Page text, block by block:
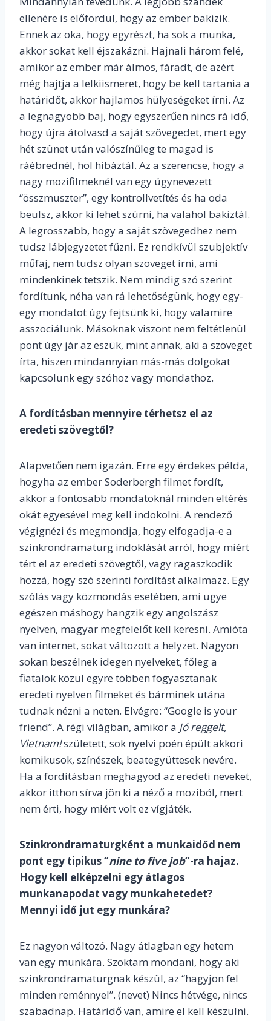
ellenére is előfordul, hogy az ember bakizik.
Ennek az oka, hogy egyrészt, ha sok a munka,
akkor sokat kell éjszakázni. Hajnali három felé,
amikor az ember már álmos, fáradt, de azért
még hajtja a lelkiismeret, hogy be kell tartania a
határidőt, akkor hajlamos hülyeségeket írni. Az
a legnagyobb baj, hogy egyszerűen nincs rá idő,
hogy újra átolvasd a saját szövegedet, mert egy
hét szünet után valószínűleg te magad is
ráébrednél, hol hibáztál. Az a szerencse, hogy a
nagy mozifilmeknél van egy úgynevezett
“összmuszter”, egy kontrollvetítés és ha oda
beülsz, akkor ki lehet szúrni, ha valahol bakiztál.
A legrosszabb, hogy a saját szövegedhez nem
tudsz lábjegyzetet fűzni. Ez rendkívül szubjektív
műfaj, nem tudsz olyan szöveget írni, ami
mindenkinek tetszik. Nem mindig szó szerint
fordítunk, néha van rá lehetőségünk, hogy egy-
egy mondatot úgy fejtsünk ki, hogy valamire
asszociálunk. Másoknak viszont nem feltétlenül
pont úgy jár az eszük, mint annak, aki a szöveget
írta, hiszen mindannyian más-más dolgokat
kapcsolunk egy szóhoz vagy mondathoz.
A fordításban mennyire térhetsz el az
eredeti szövegtől?
Alapvetően nem igazán. Erre egy érdekes példa,
hogyha az ember Soderbergh filmet fordít,
akkor a fontosabb mondatoknál minden eltérés
okát egyesével meg kell indokolni. A rendező
végignézi és megmondja, hogy elfogadja-e a
szinkrondramaturg indoklását arról, hogy miért
tért el az eredeti szövegtől, vagy ragaszkodik
hozzá, hogy szó szerinti fordítást alkalmazz. Egy
szólás vagy közmondás esetében, ami ugye
egészen máshogy hangzik egy angolszász
nyelven, magyar megfelelőt kell keresni. Amióta
van internet, sokat változott a helyzet. Nagyon
sokan beszélnek idegen nyelveket, főleg a
fiatalok közül egyre többen fogyasztanak
eredeti nyelven filmeket és bárminek utána
tudnak nézni a neten. Elvégre: “Google is your
friend”. A régi világban, amikor a Jó reggelt,
Vietnam!született, sok nyelvi poén épült akkori
komikusok, színészek, beategyüttesek nevére.
Ha a fordításban meghagyod az eredeti neveket,
akkor itthon sírva jön ki a néző a moziból, mert
nem érti, hogy miért volt ez vígjáték.
Szinkrondramaturgként a munkaidőd nem
pont egy tipikus “nine to five job“-ra hajaz.
Hogy kell elképzelni egy átlagos
munkanapodat vagy munkahetedet?
Mennyi idő jut egy munkára?
Ez nagyon változó. Nagy átlagban egy hetem
van egy munkára. Szoktam mondani, hogy aki
szinkrondramaturgnak készül, az “hagyjon fel
minden reménnyel”. (nevet) Nincs hétvége, nincs
szabadnap. Határidő van, amire el kell készülni.